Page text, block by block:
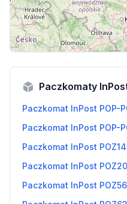
Paczkomaty
Paczkomat InPost POP-
Paczkomat InPost POP-
Paczkomat InPost
Paczkomat InPost
Paczkomat InPost